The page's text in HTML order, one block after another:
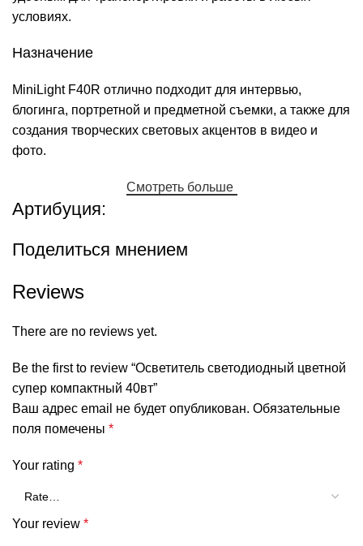
условиях.
Назначение
MiniLight F40R отлично подходит для интервью,
блогинга, портретной и предметной съемки, а также для
создания творческих световых акцентов в видео и
фото.
Смотреть больше
Артибуция:
Поделиться мнением
Reviews
There are no reviews yet.
Be the first to review “Осветитель светодиодный цветной
супер компактный 40вт”
Ваш адрес email не будет опубликован. Обязательные
поля помечены *
Your rating *
Your review *